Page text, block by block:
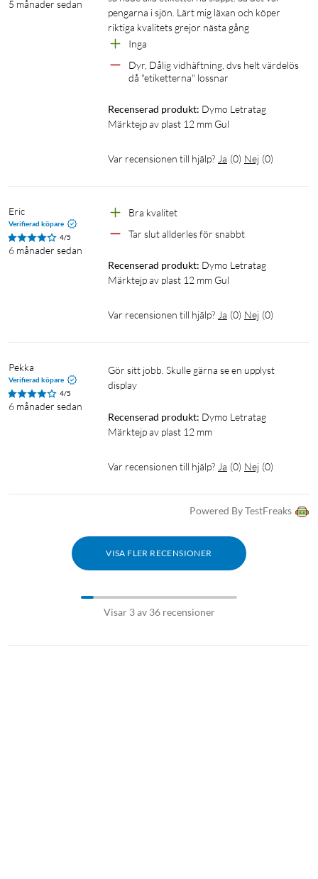
5 månader sedan
pengarna i sjön. Lärt mig läxan och köper
riktiga kvalitets grejor nästa gång
Inga
Dyr, Dålig vidhäftning, dvs helt värdelös
då "etiketterna" lossnar
Recenserad produkt: Dymo Letratag
Märktejp av plast 12 mm Gul
Var recensionen till hjälp? Ja (0) Nej (0)
Eric
Verifierad köpare
4/5
6 månader sedan
Bra kvalitet
Tar slut allderles för snabbt
Recenserad produkt: Dymo Letratag
Märktejp av plast 12 mm Gul
Var recensionen till hjälp? Ja (0) Nej (0)
Pekka
Verifierad köpare
4/5
6 månader sedan
Gör sitt jobb. Skulle gärna se en upplyst
display
Recenserad produkt: Dymo Letratag
Märktejp av plast 12 mm
Var recensionen till hjälp? Ja (0) Nej (0)
Powered By TestFreaks
VISA FLER RECENSIONER
Visar 3 av 36 recensioner